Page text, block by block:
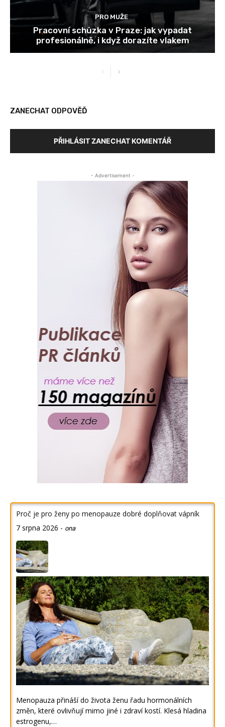
PRO MUŽE
Pracovní schůzka v Praze: jak vypadat
profesionálně, i když dorazíte vlakem
ZANECHAT ODPOVĚĎ
PŘIHLÁSIT ZANECHAT KOMENTÁŘ
- Advertisement -
Proč je pro ženy po menopauze dobré doplňovat vápník
7 srpna 2026 - ona
Menopauza přináší do života ženu řadu hormonálních
změn, které ovlivňují mimo jiné i zdraví kostí. Klesá hladina
estrogenu,…